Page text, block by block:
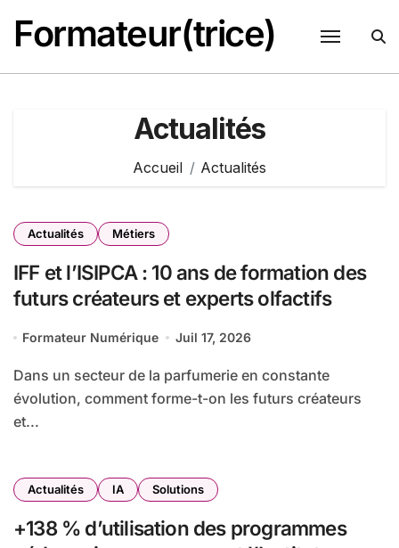
contenu
Formateur(trice)
Actualités
Accueil Actualités
Actualités Métiers
IFF et l’ISIPCA : 10 ans de formation des
futurs créateurs et experts olfactifs
Formateur Numérique Juil 17, 2026
Dans un secteur de la parfumerie en constante
évolution, comment forme-t-on les futurs créateurs
et...
Actualités IA Solutions
+138 % d’utilisation des programmes